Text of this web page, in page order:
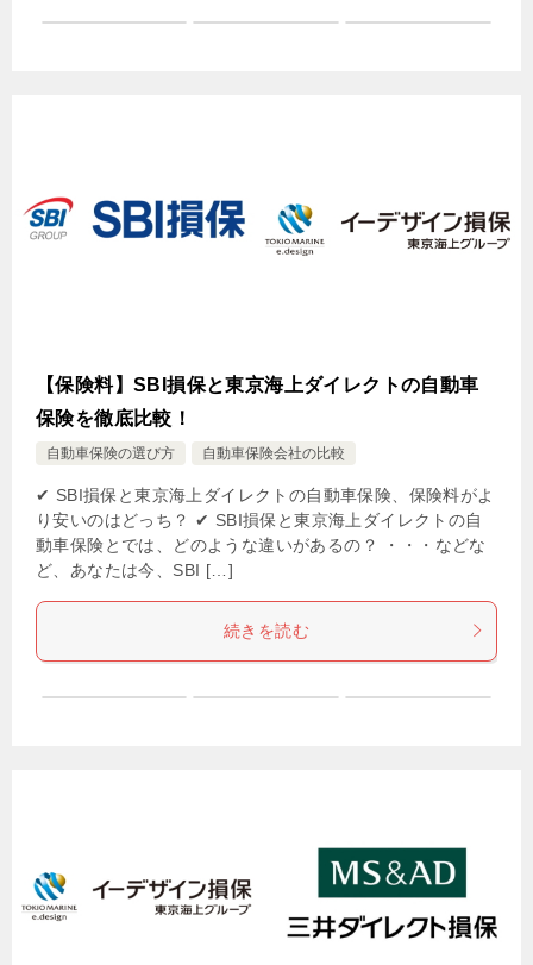
【保険料】SBI損保と東京海上ダイレクトの自動車
保険を徹底比較！
自動車保険の選び方 自動車保険会社の比較
✔ SBI損保と東京海上ダイレクトの自動車保険、保険料がよ
り安いのはどっち？ ✔ SBI損保と東京海上ダイレクトの自
動車保険とでは、どのような違いがあるの？ ・・・などな
ど、あなたは今、SBI […]
続きを読む